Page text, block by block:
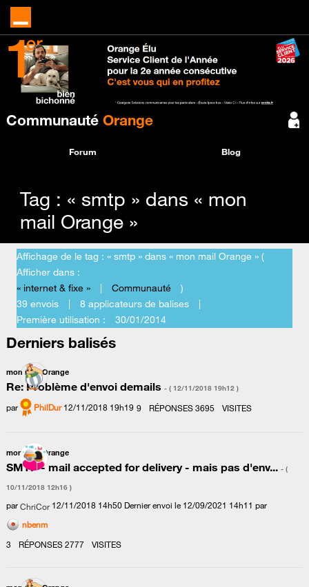
Communauté Orange
Forum Blog
Tag : « smtp » dans « mon
mail Orange »
Affichage de le tag : « smtp » dans « mon mail Orange » (
Afficher dans :
« internet & fixe »
Communauté
)
39 envois
8 applicateurs de balises
Première utilisation :
‎30/01/2014
Derniers balisés
mon mail Orange
Re: Problème d'envoi demails - ( ‎12/11/2018 19h12 )
par PhilDur ‎12/11/2018 19h19 9 RÉPONSES3695 VISITES
mon mail Orange
SMTP - mail accepted for delivery - mais pas d'env... - (
‎10/11/2018 12h16 )
parChriCor ‎12/11/2018 14h50 Dernier envoi le ‎12/09/2021 14h11 par
nbenm
3
RÉPONSES2777 VISITES